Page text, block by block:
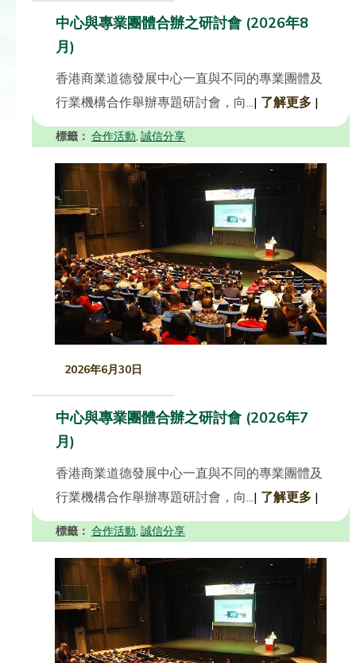
中心與專業團體合辦之研討會 (2026年8
月)
香港商業道德發展中心一直與不同的專業團體及
行業機構合作舉辦專題研討會，向...| 了解更多 |
標籤： 合作活動, 誠信分享
2026年6月30日
中心與專業團體合辦之研討會 (2026年7
月)
香港商業道德發展中心一直與不同的專業團體及
行業機構合作舉辦專題研討會，向...| 了解更多 |
標籤： 合作活動, 誠信分享